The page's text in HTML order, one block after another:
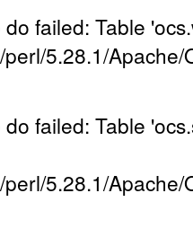
failed: Table
5.28.1/
failed: Table
5.28.1/